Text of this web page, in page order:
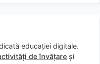
educației digitale.
de învățare și